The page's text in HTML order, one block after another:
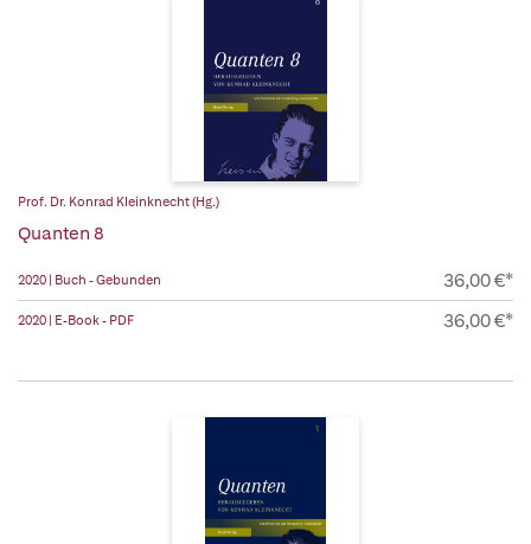
Prof. Dr. Konrad Kleinknecht (Hg.)
Quanten 8
2020 | Buch - Gebunden 36,00 €*
2020 | E-Book - PDF 36,00 €*